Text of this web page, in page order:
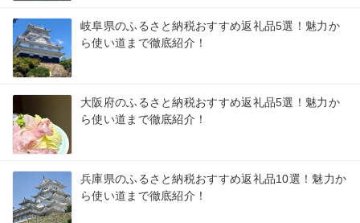
岐阜県のふるさと納税おすすめ返礼品5選！魅力か
ら使い道まで徹底紹介！
大阪府のふるさと納税おすすめ返礼品5選！魅力か
ら使い道まで徹底紹介！
兵庫県のふるさと納税おすすめ返礼品10選！魅力か
ら使い道まで徹底紹介！